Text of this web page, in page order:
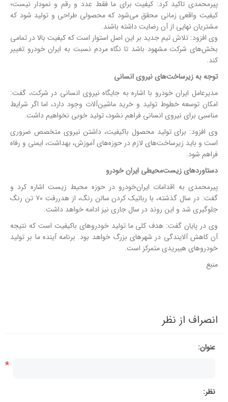
پیرمحمدی تاکید کرد: کیفیت برای ما فقط عدد و رقم و نمودار نیست؛
کیفیت واقعی زمانی محقق می‌شود که محصولی طراحی و تولید شود که
مشتریان نهایی از آن رضایت داشته باشند.
وی افزود: تلاش تیم جدید بر این اصل استوار است که کیفیت بالا در تمامی
بخش‌های شرکت مشهود باشد تا نگاه مردم نسبت به ایران خودرو تغییر
کند.
توجه به زیرساخت‌های نیروی انسانی
مدیرعامل ایران خودرو با اشاره به جایگاه نیروی انسانی در شرکت، گفت:
امکان توسعه خطوط تولید و خرید ماشین‌آلات وجود دارد، اما اگر شرایط
مناسبی برای نیروی انسانی فراهم نشود، تولید خوبی نخواهیم داشت.
وی افزود: برای تولید محصول باکیفیت، داشتن نیروی متخصص ضروری
است و باید زیرساخت‌های لازم در حوزه‌های آموزش، بهداشت، ایمنی و رفاه
فراهم شود.
دستاوردهای زیست‌محیطی ایران خودرو
پیرمحمدی به اقدامات ایران‌خودرو در حوزه محیط زیست اشاره کرد و
گفت: در سال گذشته، با رباتیک کردن سالن رنگ، از هدررفت ۷۰ تن رنگ
جلوگیری شد و این روند در سال جاری نیز ادامه خواهد داشت.
وی در پایان گفت: هدف کلی ما تولید خودروهای باکیفیت است که نتیجه
آن کاهش آلایندگی در شهرهای بزرگ خواهد بود. برنامه آینده ما بر تولید
خودروهای هیبریدی متمرکز است.
منبع
انصراف از نظر
عنوان:
*
نظر: